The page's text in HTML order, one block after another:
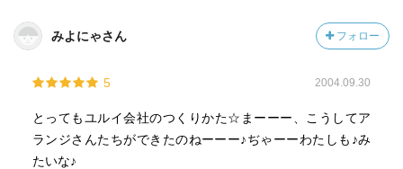
みよにゃさん フォロー
5 2004.09.30
とってもユルイ会社のつくりかた☆まーーー、こうしてア
ランジさんたちができたのねーーー♪ぢゃーーわたしも♪み
たいな♪